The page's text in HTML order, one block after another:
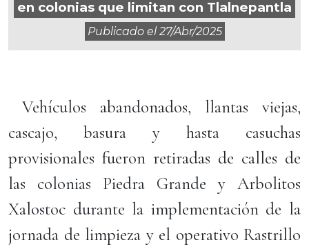
en colonias que limitan con Tlalnepantla
Publicado el27/abr/2025
Vehículos abandonados, llantas viejas,
cascajo, basura y hasta casuchas
provisionales fueron retiradas de calles de
las colonias Piedra Grande y Arbolitos
Xalostoc durante la implementación de la
jornada de limpieza y el operativo Rastrillo